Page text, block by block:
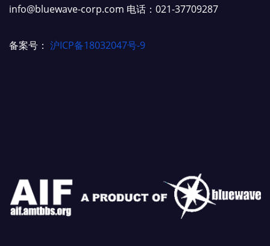
info@bluewave-corp.com 电话：021-37709287
备案号： 沪ICP备18032047号-9